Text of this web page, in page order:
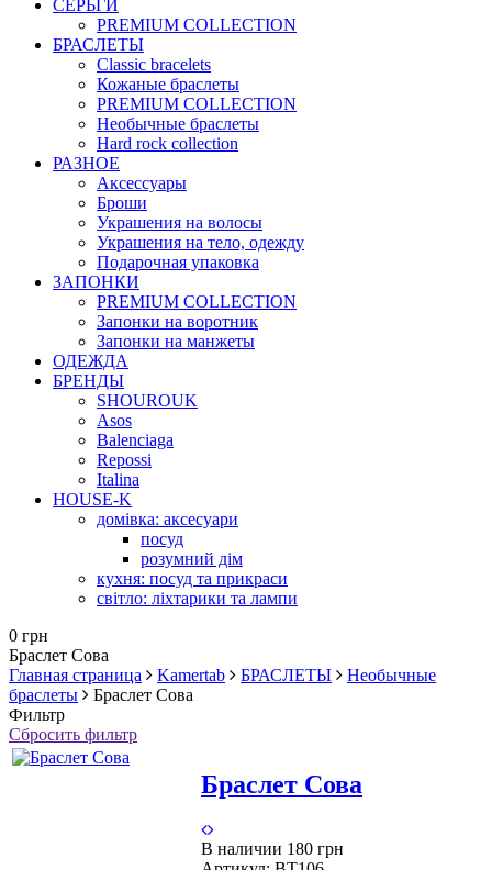
СЕРЬГИ
PREMIUM COLLECTION
БРАСЛЕТЫ
Classic bracelets
Кожаные браслеты
PREMIUM COLLECTION
Необычные браслеты
Hard rock collection
РАЗНОЕ
Аксессуары
Броши
Украшения на волосы
Украшения на тело, одежду
Подарочная упаковка
ЗАПОНКИ
PREMIUM COLLECTION
Запонки на воротник
Запонки на манжеты
ОДЕЖДА
БРЕНДЫ
SHOUROUK
Asos
Balenciaga
Repossi
Italina
HOUSE-K
домівка: аксесуари
посуд
розумний дім
кухня: посуд та прикраси
світло: ліхтарики та лампи
0 грн
Браслет Сова
Главная страница
Kamertab БРАСЛЕТЫ
Необычные
браслеты
Браслет Сова
Фильтр
Сбросить фильтр
Браслет Сова
В наличии 180 грн